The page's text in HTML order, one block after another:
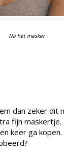
Na het masker
dan zeker
fijn maskertje.
keer ga kopen.